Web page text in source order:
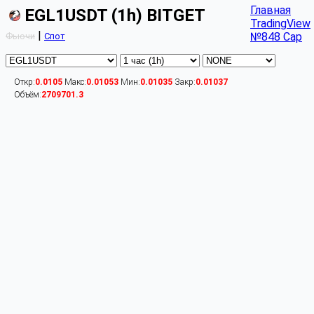
EGL1USDT (1h) BITGET
Фьючи | Спот
Главная
TradingView
№848 Cap
Откр:0.0105 Макс:0.01053 Мин:0.01035 Закр:0.01037
Объём:2709701.3